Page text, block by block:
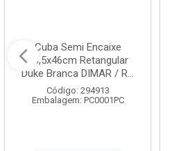
Cuba Semi Encaixe
58,5x46cm Retangular
Duke Branca DIMAR / R...
Código: 294913
Embalagem: PC0001PC